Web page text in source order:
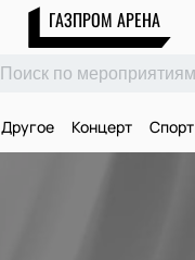
ГАЗПРОМ АРЕНА
Другое Концерт Спорт